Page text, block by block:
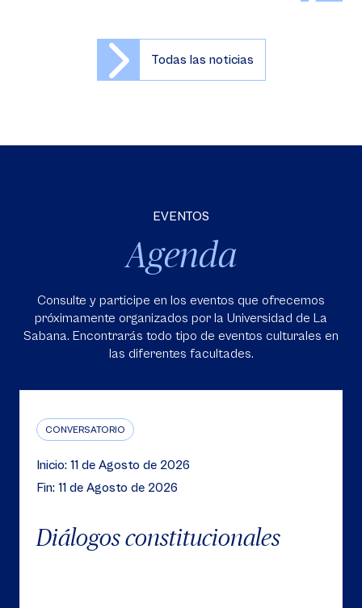
Todas las noticias
EVENTOS
Agenda
Consulte y participe en los eventos que ofrecemos
próximamente organizados por la Universidad de La
Sabana. Encontrarás todo tipo de eventos culturales en
las diferentes facultades.
CONVERSATORIO
Inicio: 11 de Agosto de 2026
Fin: 11 de Agosto de 2026
Diálogos constitucionales